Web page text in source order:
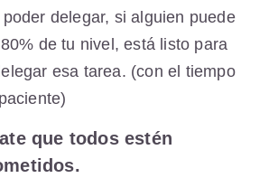
delegar, si alguien puede
de tu nivel, está listo para
esa tarea. (con el tiempo
que todos estén